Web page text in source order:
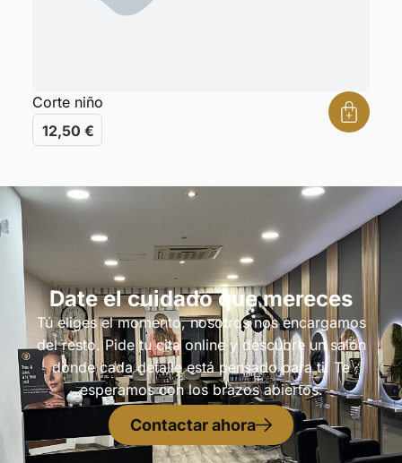
Corte niño
12,50 €
Date el cuidado que mereces
Tú eliges el momento, nosotros nos encargamos
del resto. Pide tu cita online y descubre un salón
donde cada detalle está pensado para ti. Te
esperamos con los brazos abiertos.
Contactar ahora